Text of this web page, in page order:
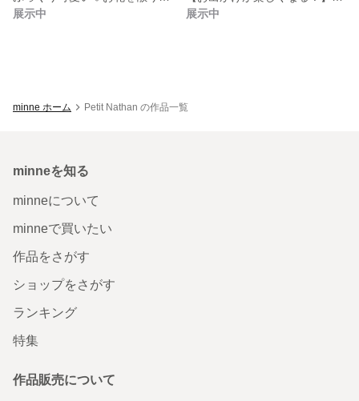
展示中
展示中
minne ホーム Petit Nathan の作品一覧
minneを知る
minneについて
minneで買いたい
作品をさがす
ショップをさがす
ランキング
特集
作品販売について